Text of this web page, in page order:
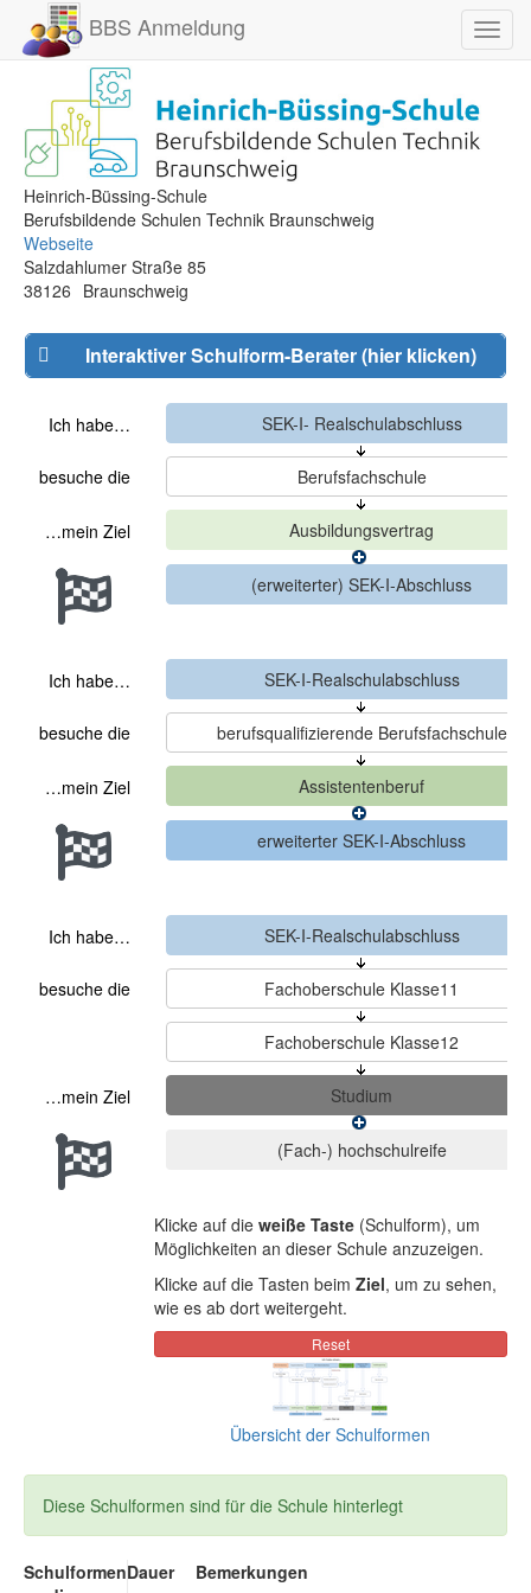
BBS Anmeldung
Heinrich-Büssing-Schule
Berufsbildende Schulen Technik Braunschweig
Webseite
Salzdahlumer Straße 85
38126 Braunschweig
Interaktiver Schulform-Berater (hier klicken)
Ich habe…
besuche die
…mein Ziel
Ich habe…
besuche die
…mein Ziel
Ich habe…
besuche die
…mein Ziel
Klicke auf die weiße Taste(Schulform), um
Möglichkeiten an dieser Schule anzuzeigen.
Klicke auf die Tasten beim Ziel, um zu sehen,
wie es ab dort weitergeht.
Übersicht der Schulformen
Diese Schulformen sind für die Schule hinterlegt
SchulformenDauer Bemerkungen